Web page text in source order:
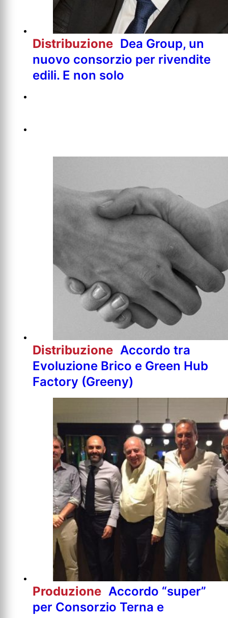
Distribuzione Dea Group, un
nuovo consorzio per rivendite
edili. E non solo
Distribuzione Accordo tra
Evoluzione Brico e Green Hub
Factory (Greeny)
Produzione Accordo “super”
per Consorzio Terna e